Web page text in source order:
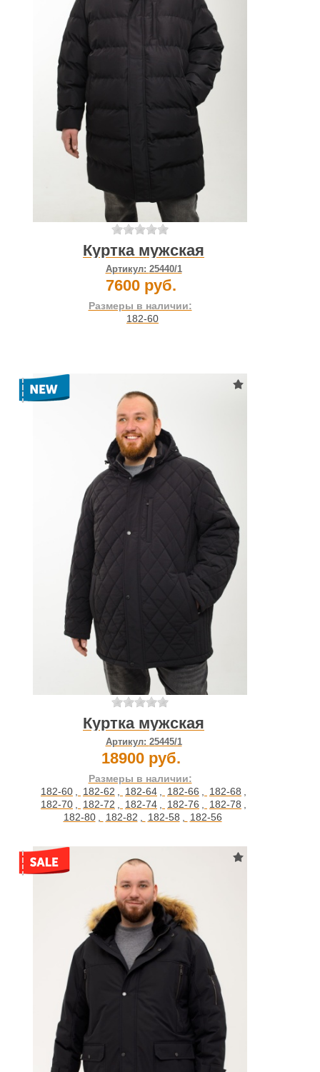
Куртка мужская
Артикул: 25440/1
7600 руб.
Размеры в наличии:
182-60
Куртка мужская
Артикул: 25445/1
18900 руб.
Размеры в наличии:
182-60 , 182-62 , 182-64 , 182-66 , 182-68 ,
182-70 , 182-72 , 182-74 , 182-76 , 182-78 ,
182-80 , 182-82 , 182-58 , 182-56